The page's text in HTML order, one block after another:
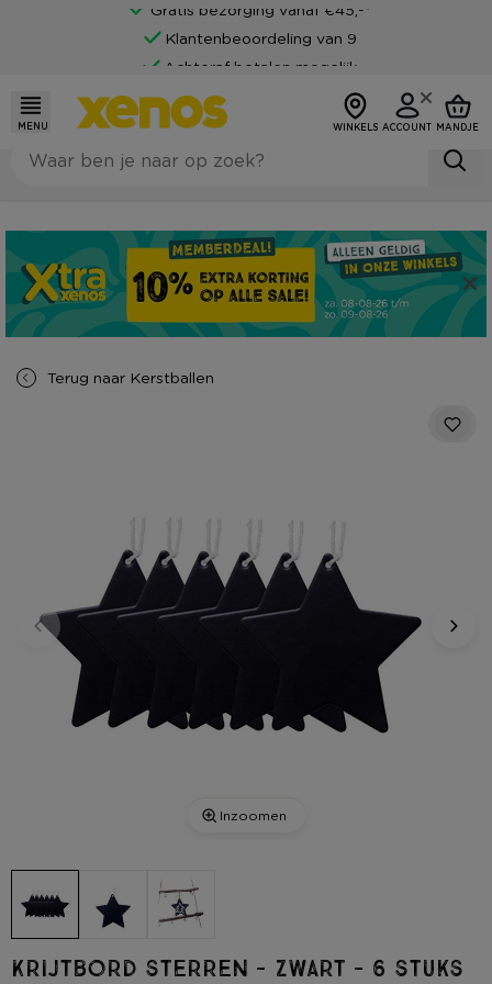
Gratis bezorging vanaf €45,-*
Klantenbeoordeling van 9
Achteraf betalen mogelijk
MENU WINKELS ACCOUNT MANDJE
Terug naar Kerstballen
Inzoomen
Krijtbord sterren - zwart - 6 stuks